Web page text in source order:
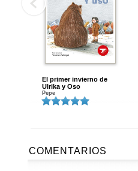
El primer invierno de
Ulrika y Oso
Pepe
COMENTARIOS